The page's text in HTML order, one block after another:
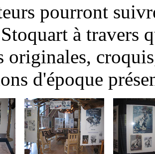
pourront
à travers
originales,
d'époque